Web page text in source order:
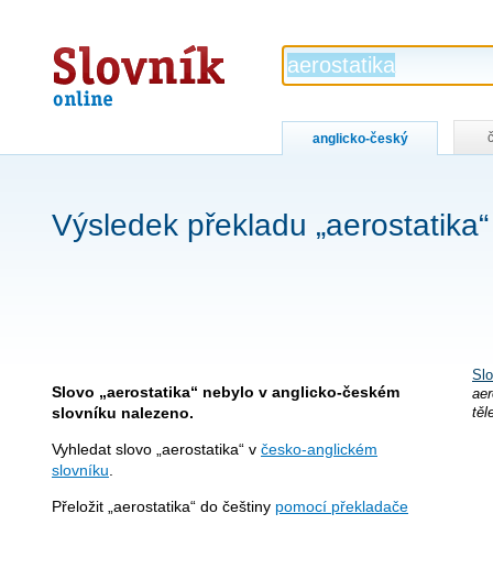
Slovník
online
anglicko-český
Výsledek překladu „aerostatika“
Slovo „aerostatika“ nebylo v anglicko-českém
slovníku nalezeno.
Vyhledat slovo „aerostatika“ v česko-anglickém
slovníku
Přeložit „aerostatika“ do češtiny pomocí překladače